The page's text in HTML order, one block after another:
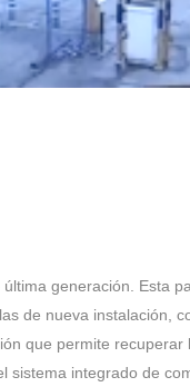
generación. Esta
de nueva instalación,
que permite recuperar
integrado de